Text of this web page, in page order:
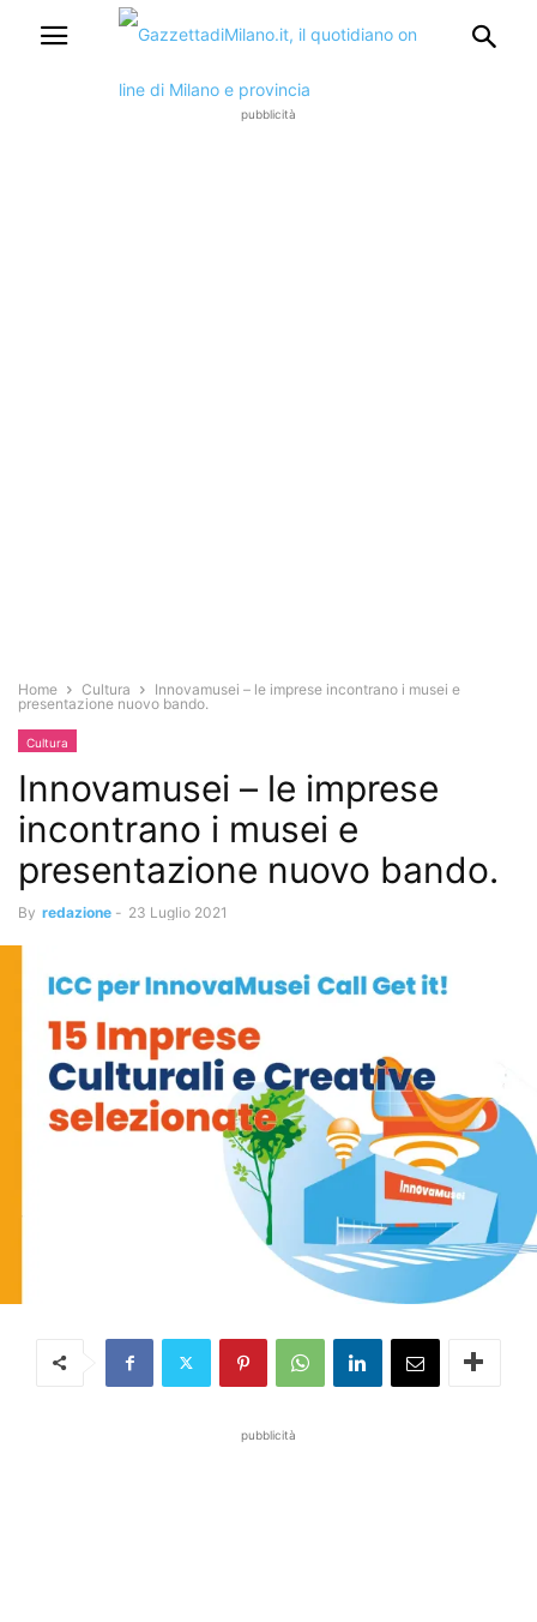
pubblicità
Home Cultura
Innovamusei – le imprese incontrano i musei e
presentazione nuovo bando.
Cultura
Innovamusei – le imprese
incontrano i musei e
presentazione nuovo bando.
By redazione - 23 Luglio 2021
pubblicità